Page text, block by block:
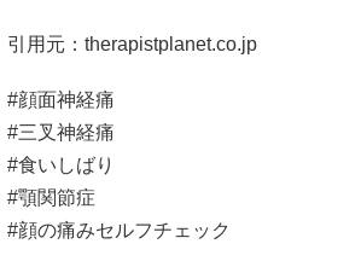
引用元： therapistplanet.co.jp
#顔面神経痛
#三叉神経痛
#食いしばり
#顎関節症
#顔の痛みセルフチェック